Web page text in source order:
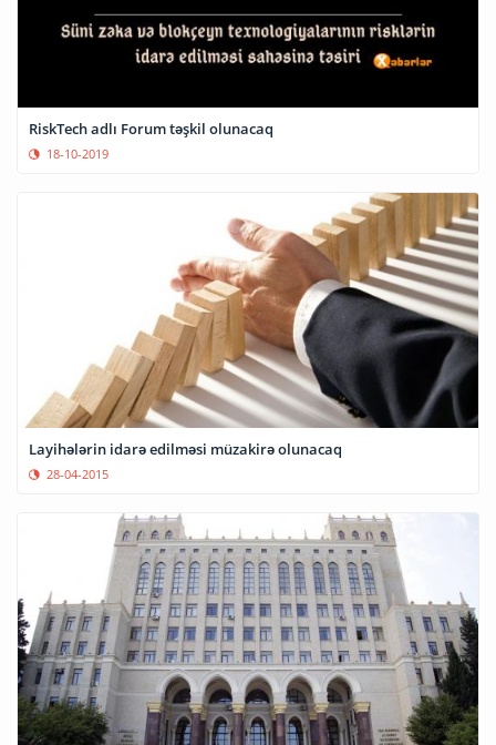
RiskTech adlı Forum təşkil olunacaq
18-10-2019
Layihələrin idarə edilməsi müzakirə olunacaq
28-04-2015